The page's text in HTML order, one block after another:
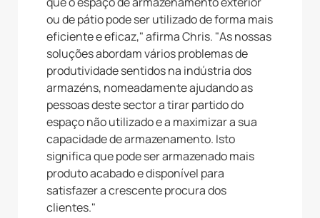
ou de pátio pode ser utilizado de forma mais
eficiente e eficaz," afirma Chris. "As nossas
soluções abordam vários problemas de
produtividade sentidos na indústria dos
armazéns, nomeadamente ajudando as
pessoas deste sector a tirar partido do
espaço não utilizado e a maximizar a sua
capacidade de armazenamento. Isto
significa que pode ser armazenado mais
produto acabado e disponível para
satisfazer a crescente procura dos
clientes."